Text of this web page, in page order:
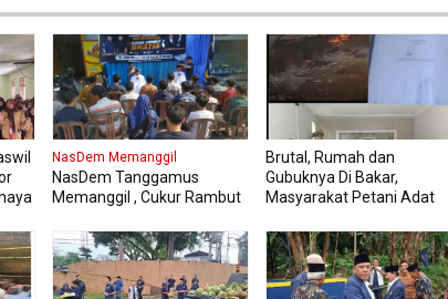
339
NasDem Memanggil
NasDem Tanggamus
Memanggil , Cukur Rambut
Warga
Brutal, Rumah dan
Gubuknya Di Bakar,
Masyarakat Petani Adat